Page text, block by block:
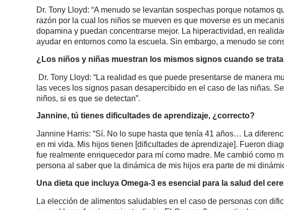
Dr. Tony Lloyd: “A menudo se levantan sospechas porque notamos
razón por la cual los niños se mueven es que moverse es un
dopamina y puedan concentrarse mejor. La hiperactividad, en
ayudar en entornos como la escuela. Sin embargo, a menudo se
¿Los niños y niñas muestran los mismos signos cuando se
Dr. Tony Lloyd: “La realidad es que puede presentarse de manera
las veces los signos pasan desapercibido en el caso de las niñas.
niños, si es que se detectan”.
Jannine, tú tienes dificultades de aprendizaje, ¿correcto?
Jannine Harris: “Sí. No lo supe hasta que tenía 41 años… La
en mi vida. Mis hijos tienen [dificultades de aprendizaje]. Fueron
fue realmente enriquecedor para mí como madre. Me cambió como
persona al saber que la dinámica de mis hijos era parte de mi
Una dieta que incluya Omega-3 es esencial para la salud del
La elección de alimentos saludables en el caso de personas con